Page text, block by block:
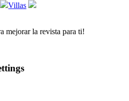
Villas
mejorar la revista para ti!